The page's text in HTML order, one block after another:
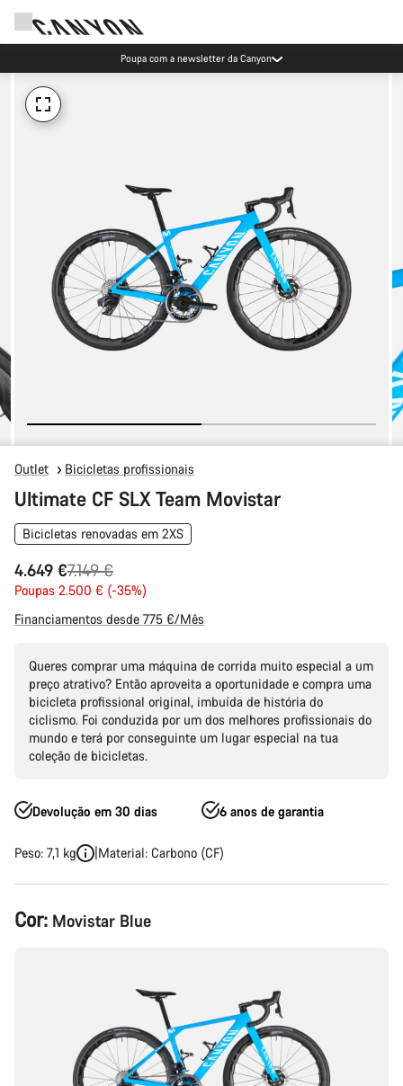
Poupa com a newsletter da Canyon
Outlet Bicicletas profissionais
Ultimate CF SLX Team Movistar
Bicicletas renovadas em 2XS
4.649 €
Preço
Original
7.149 €
Poupas 2.500 € (-35%)
Financiamentos desde 775 €/Mês
Queres comprar uma máquina de corrida muito especial a um
preço atrativo? Então aproveita a oportunidade e compra uma
bicicleta profissional original, imbuída de história do
ciclismo. Foi conduzida por um dos melhores profissionais do
mundo e terá por conseguinte um lugar especial na tua
coleção de bicicletas.
Devolução em 30 dias 6 anos de garantia
Peso: 7,1 kg Material: Carbono (CF)
Configuração
do
Cor: Movistar Blue